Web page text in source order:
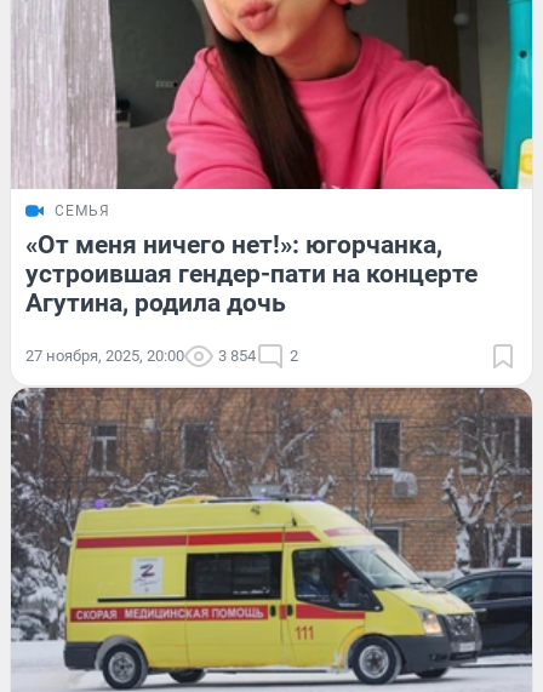
СЕМЬЯ
«От меня ничего нет!»: югорчанка,
устроившая гендер-пати на концерте
Агутина, родила дочь
27 ноября, 2025, 20:00 3 854 2